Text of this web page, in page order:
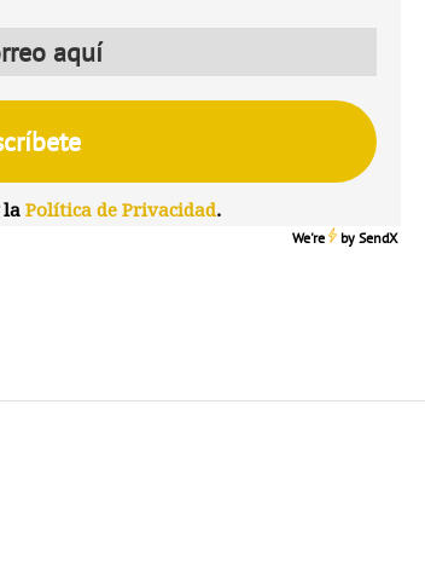
Política de Privacidad.
We're bySendX